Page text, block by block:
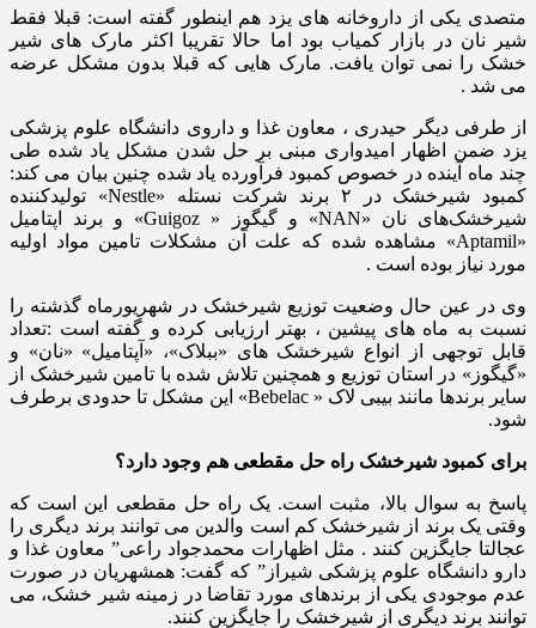
متصدی یکی از داروخانه های یزد هم اینطور گفته است: قبلا فقط
شیر نان در بازار کمیاب بود اما حالا تقریبا اکثر مارک های شیر
خشک را نمی توان یافت. مارک هایی که قبلا بدون مشکل عرضه
می شد .
از طرفی دیگر حیدری ، معاون غذا و داروی دانشگاه علوم پزشکی
یزد ضمن اظهار امیدواری مبنی بر حل شدن مشکل یاد شده طی
چند ماه آینده در خصوص کمبود فرآورده یاد شده چنین بیان می کند:
کمبود شیرخشک در ۲ برند شرکت نستله «Nestle» تولیدکننده
شیرخشک‌های نان «NAN» و گیگوز « Guigoz» و برند اپتامیل
«Aptamil» مشاهده شده که علت آن مشکلات تامین مواد اولیه
مورد نیاز بوده است .
وی در عین حال وضعیت توزیع شیرخشک در شهریورماه گذشته را
نسبت به ماه های پیشین ، بهتر ارزیابی کرده و گفته است :تعداد
قابل توجهی از انواع شیرخشک ‌های «ببلاک»، «آپتامیل» «نان» و
«گیگوز» در استان توزیع و همچنین تلاش شده با تامین شیرخشک از
سایر برندها مانند بیبی لاک « Bebelac» این مشکل تا حدودی برطرف
شود.
برای کمبود شیرخشک راه حل مقطعی هم وجود دارد؟
پاسخ به سوال بالا، مثبت است. یک راه حل مقطعی این است که
وقتی یک برند از شیرخشک کم است والدین می توانند برند دیگری را
عجالتا جایگزین کنند . مثل اظهارات محمدجواد راعی” معاون غذا و
دارو دانشگاه علوم پزشکی شیراز” که گفت: همشهریان در صورت
عدم موجودی یکی از برندهای مورد تقاضا در زمینه شیر خشک، می
‌توانند برند دیگری از شیرخشک را جایگزین کنند.